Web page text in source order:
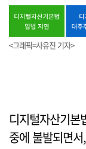
<그래픽=사유진 기자>
디지털자산기본
중에 불발되면